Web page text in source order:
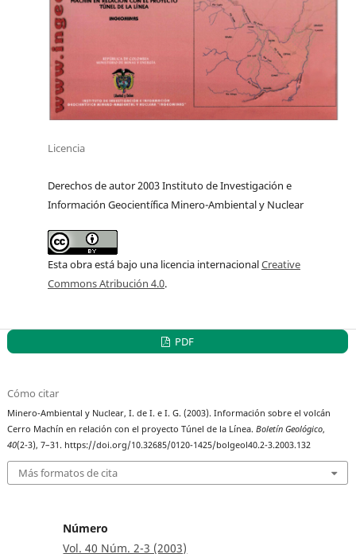
Licencia
Derechos de autor 2003 Instituto de Investigación e
Información Geocientífica Minero-Ambiental y Nuclear
Esta obra está bajo una licencia internacionalCreative
Commons Atribución 4.0.
PDF
Cómo citar
Minero-Ambiental y Nuclear, I. de I. e I. G. (2003). Información sobre el volcán
Cerro Machín en relación con el proyecto Túnel de la Línea.Boletín Geológico,
40(2-3), 7–31. https://doi.org/10.32685/0120-1425/bolgeol40.2-3.2003.132
Más formatos de cita
Número
Vol. 40 Núm. 2-3 (2003)